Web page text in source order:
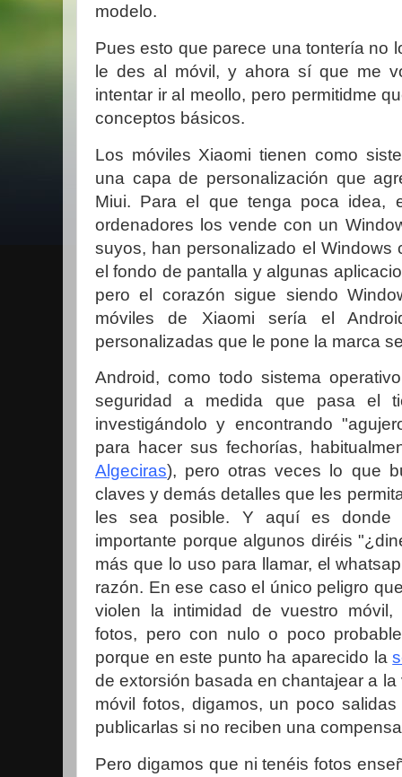
modelo.
Pues esto que parece una tontería no
le des al móvil, y ahora sí que me
intentar ir al meollo, pero permitidme
conceptos básicos.
Los móviles Xiaomi tienen como
una capa de personalización que
Miui. Para el que tenga poca idea,
ordenadores los vende con un
suyos, han personalizado el Windows
el fondo de pantalla y algunas
pero el corazón sigue siendo
móviles de Xiaomi sería el
personalizadas que le pone la marca
Android, como todo sistema
seguridad a medida que pasa el
investigándolo y encontrando
para hacer sus fechorías,
Algeciras), pero otras veces lo que
claves y demás detalles que les
les sea posible. Y aquí es donde
importante porque algunos diréis
más que lo uso para llamar, el
razón. En ese caso el único peligro
violen la intimidad de vuestro móvil,
fotos, pero con nulo o poco
porque en este punto ha aparecido la
de extorsión basada en chantajear a
móvil fotos, digamos, un poco
publicarlas si no reciben una
Pero digamos que ni tenéis fotos